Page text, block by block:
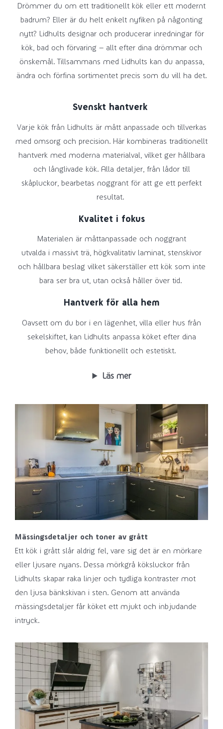
Drömmer du om ett traditionellt kök eller ett modernt
badrum? Eller är du helt enkelt nyfiken på någonting
nytt? Lidhults designar och producerar inredningar för
kök, bad och förvaring – allt efter dina drömmar och
önskemål. Tillsammans med Lidhults kan du anpassa,
ändra och förfina sortimentet precis som du vill ha det.
Svenskt hantverk
Varje kök från Lidhults är mått anpassade och tillverkas
med omsorg och precision. Här kombineras traditionellt
hantverk med moderna materialval, vilket ger hållbara
och långlivade kök. Alla detaljer, från lådor till
skåpluckor, bearbetas noggrant för att ge ett perfekt
resultat.
Kvalitet i fokus
Materialen är måttanpassade och noggrant
utvalda i massivt trä, högkvalitativ laminat, stenskivor
och hållbara beslag vilket säkerställer ett kök som inte
bara ser bra ut, utan också håller över tid.
Hantverk för alla hem
Oavsett om du bor i en lägenhet, villa eller hus från
sekelskiftet, kan Lidhults anpassa köket efter dina
behov, både funktionellt och estetiskt.
Läs mer
Mässingsdetaljer och toner av grått
Ett kök i grått slår aldrig fel, vare sig det är en mörkare
eller ljusare nyans. Dessa mörkgrå köksluckor från
Lidhults skapar raka linjer och tydliga kontraster mot
den ljusa bänkskivan i sten. Genom att använda
mässingsdetaljer får köket ett mjukt och inbjudande
intryck.